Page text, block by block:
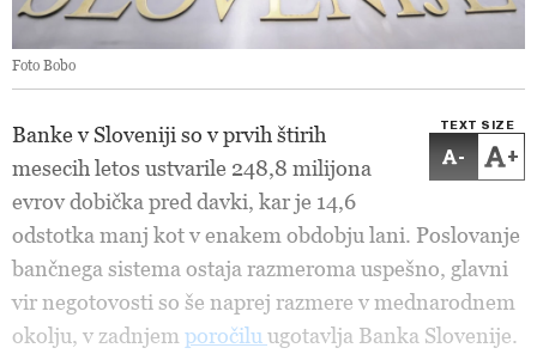
Foto Bobo
TEXT SIZE
- +
Banke v Sloveniji so v prvih štirih
mesecih letos ustvarile 248,8 milijona
evrov dobička pred davki, kar je 14,6
odstotka manj kot v enakem obdobju lani. Poslovanje
bančnega sistema ostaja razmeroma uspešno, glavni
vir negotovosti so še naprej razmere v mednarodnem
okolju, v zadnjem poročilu ugotavlja Banka Slovenije.